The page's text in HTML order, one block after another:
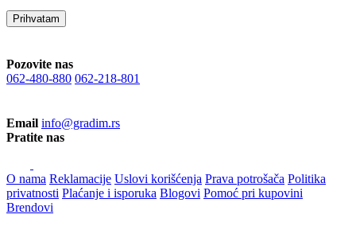
Prihvatam
Pozovite nas
062-480-880 062-218-801
Email info@gradim.rs
Pratite nas
O nama Reklamacije Uslovi korišćenja Prava potrošača Politika
privatnosti Plaćanje i isporuka Blogovi Pomoć pri kupovini
Brendovi